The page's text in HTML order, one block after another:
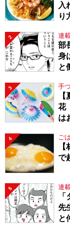
入
り
2 連
部
身
と
3 手
花
は
4 ご
で
5 連
先
と